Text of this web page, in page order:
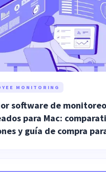
MONITORING
software de
para Mac:
y guía de compra